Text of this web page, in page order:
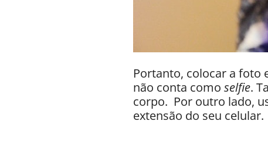
Portanto, colocar a foto
não conta como selfie.
corpo. Por outro lado,
extensão do seu celular.